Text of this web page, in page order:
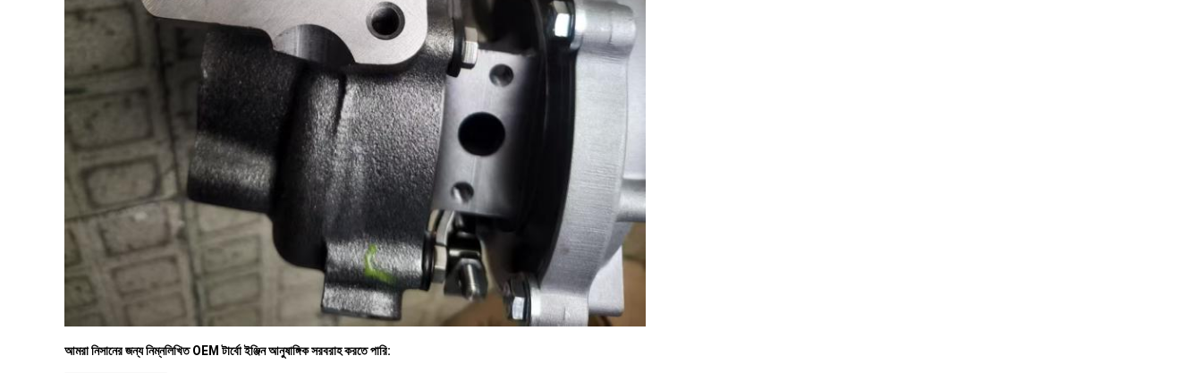
আমরা নিসানের জন্য নিম্নলিখিত OEM টার্বো ইঞ্জিন আনুষাঙ্গিক সরবরাহ করতে পারি: